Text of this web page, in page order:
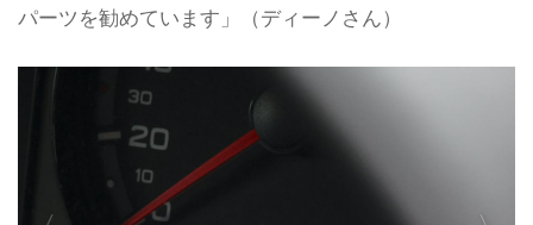
パーツを勧めています」（ディーノさん）